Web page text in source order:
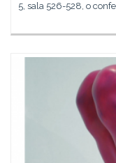
5, sala 526-528, o